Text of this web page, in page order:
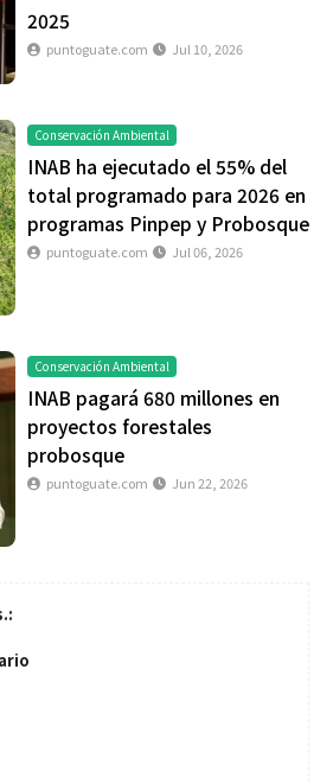
2025
puntoguate.com Jul 10, 2026
Conservación Ambiental
INAB ha ejecutado el 55% del
total programado para 2026 en
programas Pinpep y Probosque
puntoguate.com Jul 06, 2026
Conservación Ambiental
INAB pagará 680 millones en
proyectos forestales
probosque
puntoguate.com Jun 22, 2026